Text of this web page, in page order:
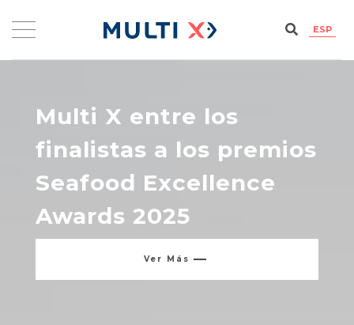
ESP
Multi X logra séptima
posición en Coller Fairr
Protein Producer
Ver Más